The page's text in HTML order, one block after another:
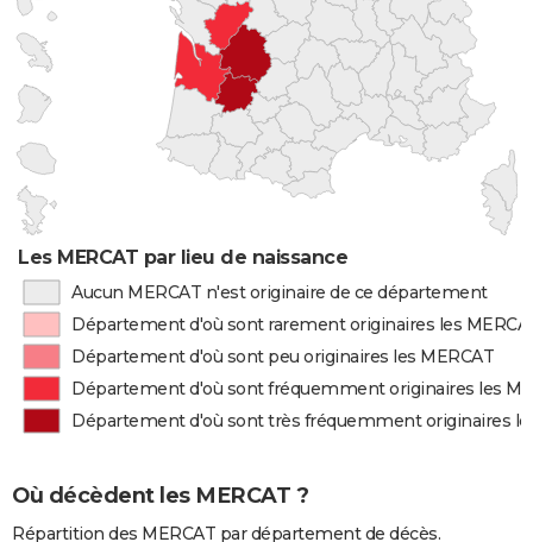
Les MERCAT par lieu de naissance
Aucun MERCAT n'est originaire de ce département
Département d'où sont rarement originaires les
Département d'où sont peu originaires les MERCAT
Département d'où sont fréquemment originaires les
Département d'où sont très fréquemment originaires
Où décèdent les MERCAT ?
Répartition des MERCAT par département de décès.